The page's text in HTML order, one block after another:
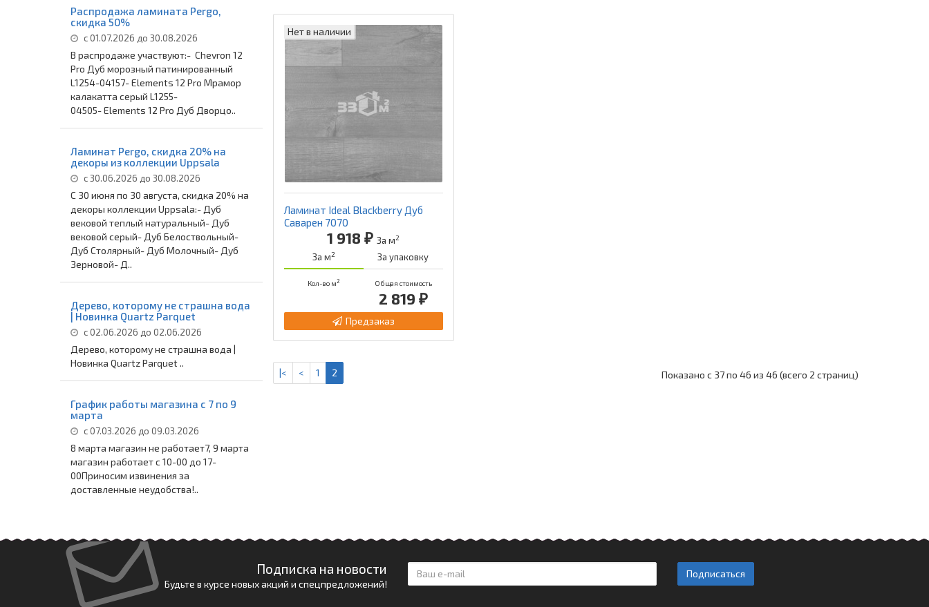
Распродажа ламината Pergo,
скидка 50%
с 01.07.2026 до 30.08.2026
В распродаже участвуют:- Chevron 12
Pro Дуб морозный патинированный
L1254-04157- Elements 12 Pro Мрамор
калакатта серый L1255-
04505- Elements 12 Pro Дуб Дворцо..
Ламинат Pergo, скидка 20% на
декоры из коллекции Uppsala
с 30.06.2026 до 30.08.2026
С 30 июня по 30 августа, скидка 20% на
декоры коллекции Uppsala:- Дуб
вековой теплый натуральный- Дуб
вековой серый- Дуб Белоствольный-
Дуб Столярный- Дуб Молочный- Дуб
Зерновой- Д..
Дерево, которому не страшна вода
| Новинка Quartz Parquet
с 02.06.2026 до 02.06.2026
Дерево, которому не страшна вода |
Новинка Quartz Parquet ..
График работы магазина с 7 по 9
марта
с 07.03.2026 до 09.03.2026
8 марта магазин не работает7, 9 марта
магазин работает с 10-00 до 17-
00Приносим извинения за
доставленные неудобства!..
Нет в наличии
Ламинат Ideal Blackberry Дуб
Саварен 7070
1 918 ₽За м2
За м2 За упаковку
Кол-во м2 Общая стоимость
2 819 ₽
Предзаказ
|< < 1 2 Показано с 37 по 46 из 46 (всего 2 страниц)
Подписка на новости
Будьте в курсе новых акций и спецпредложений!
Подписаться